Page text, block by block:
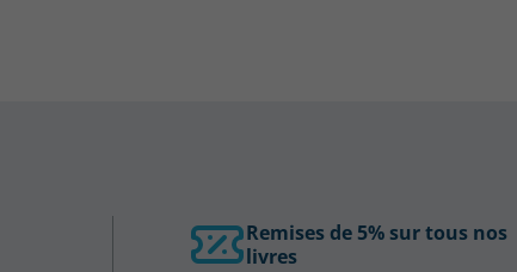
Remises de 5% sur tous nos
livres